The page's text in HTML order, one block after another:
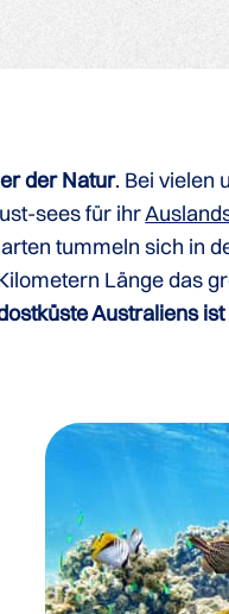
der Natur. Bei vielen
sees für ihr
tummeln sich in
Länge das
Australiens